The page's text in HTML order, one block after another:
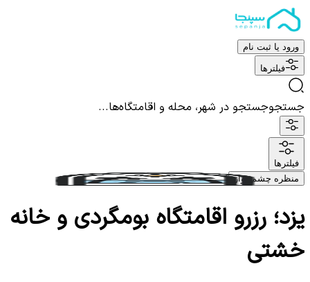
ورود یا ثبت نام
فیلترها
جستجوجستجو در شهر، محله و اقامتگاه‌ها...
فیلترها
منظره چشم نواز
یزد؛ رزرو اقامتگاه بومگردی و خانه
خشتی